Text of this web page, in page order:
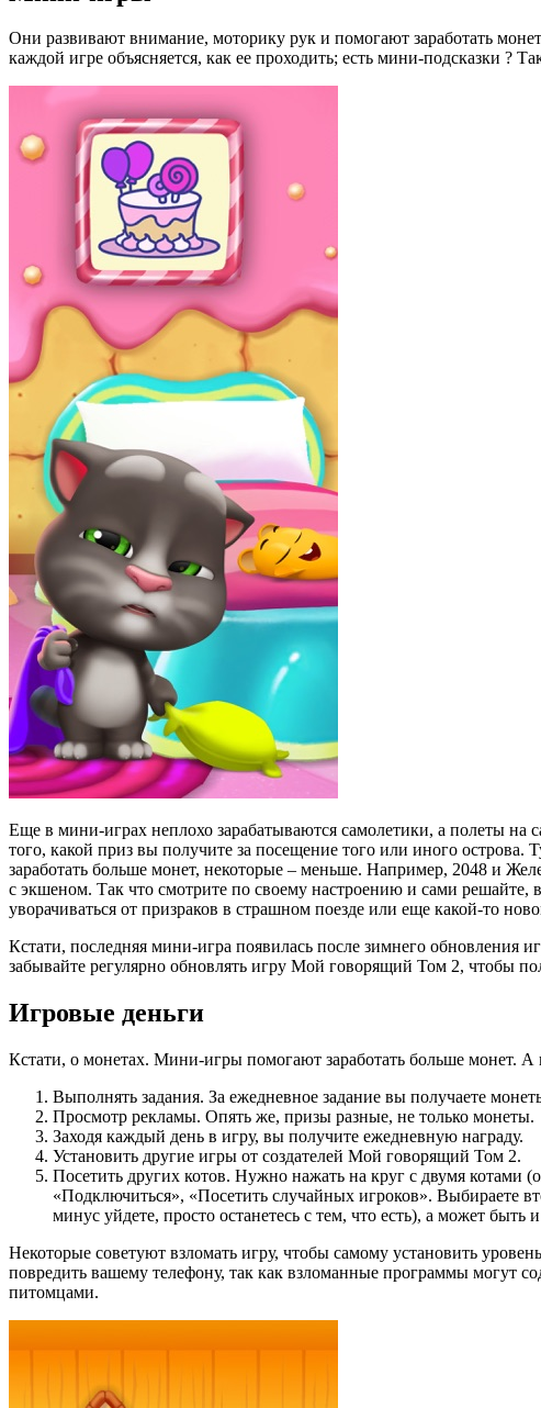
Они развивают внимание, моторику рук и помогают заработать
каждой игре объясняется, как ее проходить; есть мини-подсказки ?
Еще в мини-играх неплохо зарабатываются самолетики, а полеты на
того, какой приз вы получите за посещение того или иного
заработать больше монет, некоторые – меньше. Например, 2048 и
с экшеном. Так что смотрите по своему настроению и сами решайте,
уворачиваться от призраков в страшном поезде или еще какой-то
Кстати, последняя мини-игра появилась после зимнего обновления
забывайте регулярно обновлять игру Мой говорящий Том 2, чтобы
Игровые деньги
Кстати, о монетах. Мини-игры помогают заработать больше монет. А
Выполнять задания. За ежедневное задание вы получаете
Просмотр рекламы. Опять же, призы разные, не только монеты.
Заходя каждый день в игру, вы получите ежедневную награду.
Установить другие игры от создателей Мой говорящий Том 2.
Посетить других котов. Нужно нажать на круг с двумя
«Подключиться», «Посетить случайных игроков». Выбираете
минус уйдете, просто останетесь с тем, что есть), а может
Некоторые советуют взломать игру, чтобы самому установить
повредить вашему телефону, так как взломанные программы могут
питомцами.